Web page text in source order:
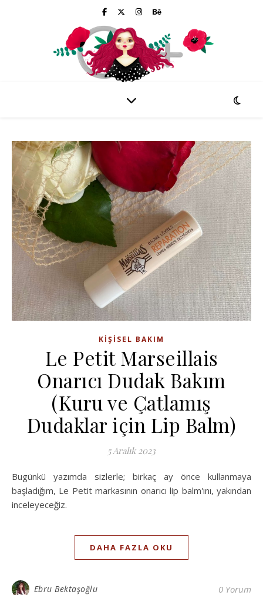
KIŞISEL BAKIM
Le Petit Marseillais
Onarıcı Dudak Bakım
(Kuru ve Çatlamış
Dudaklar için Lip Balm)
5 Aralık 2023
Bugünkü yazımda sizlerle; birkaç ay önce kullanmaya
başladığım, Le Petit markasının onarıcı lip balm'ını, yakından
inceleyeceğiz.
DAHA FAZLA OKU
Ebru Bektaşoğlu 0 Yorum